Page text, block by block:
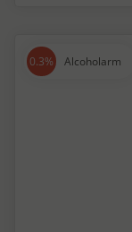
Alcoholarm